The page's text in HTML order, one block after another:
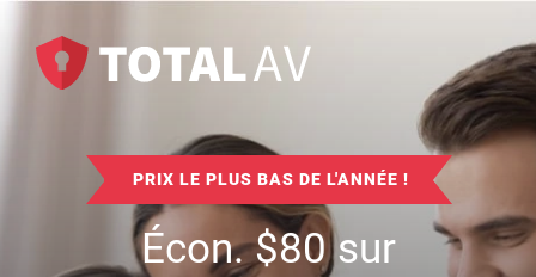
PRIX LE PLUS BAS DE L'ANNÉE !
Écon.$80sur